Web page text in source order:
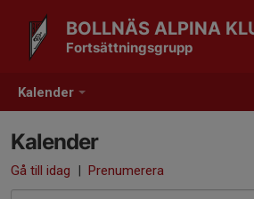
Kalender
BOLLNÄS ALPINA
Fortsättningsgrupp
Kalender
Gå till idag | Prenumerera